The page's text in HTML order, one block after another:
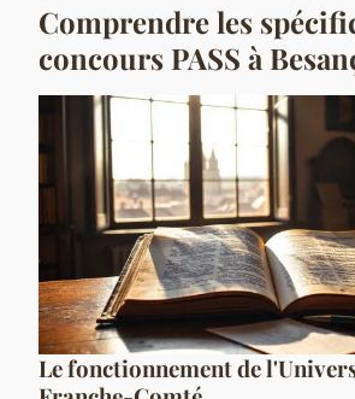
Comprendre les
concours PASS à
Le fonctionnement de